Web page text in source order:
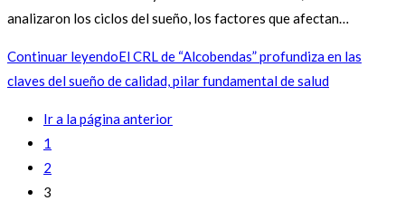
analizaron los ciclos del sueño, los factores que afectan…
Continuar leyendoEl CRL de “Alcobendas” profundiza en las
claves del sueño de calidad, pilar fundamental de salud
Ir a la página anterior
1
2
3